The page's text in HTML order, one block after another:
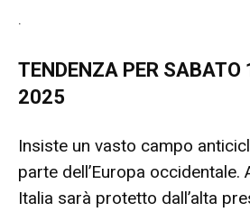
.
TENDENZA PER SABATO
2025
Insiste un vasto campo
parte dell’Europa occidentale.
Italia sarà protetto dall’alta